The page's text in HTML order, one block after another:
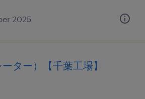
2025
ター）【千葉工場】